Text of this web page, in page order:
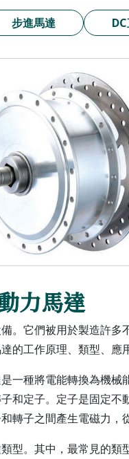
步進馬達
力馬達
。它們被用於製造許
的工作原理、類型、應
一種將電能轉換為機
和定子。定子是固定
轉子之間產生電磁力，
型。其中，最常見的